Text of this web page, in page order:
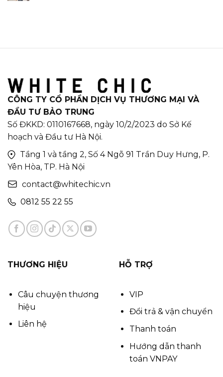
CÔNG TY CỔ PHẦN DỊCH VỤ THƯƠNG MẠI VÀ
ĐẦU TƯ BẢO TRUNG
Số ĐKKD: 0110167668, ngày 10/2/2023 do Sở Kế
hoạch và Đầu tư Hà Nội.
Tầng 1 và tầng 2, Số 4 Ngõ 91 Trần Duy Hưng, P.
Yên Hòa, TP. Hà Nội
contact@whitechic.vn
0812 55 22 55
THƯƠNG HIỆU
Câu chuyện thương
hiệu
Liên hệ
HỖ TRỢ
VIP
Đổi trả & vận chuyển
Thanh toán
Hướng dẫn thanh
toán VNPAY